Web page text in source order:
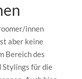
innen
aber keine
Bereich des
Stylings für die